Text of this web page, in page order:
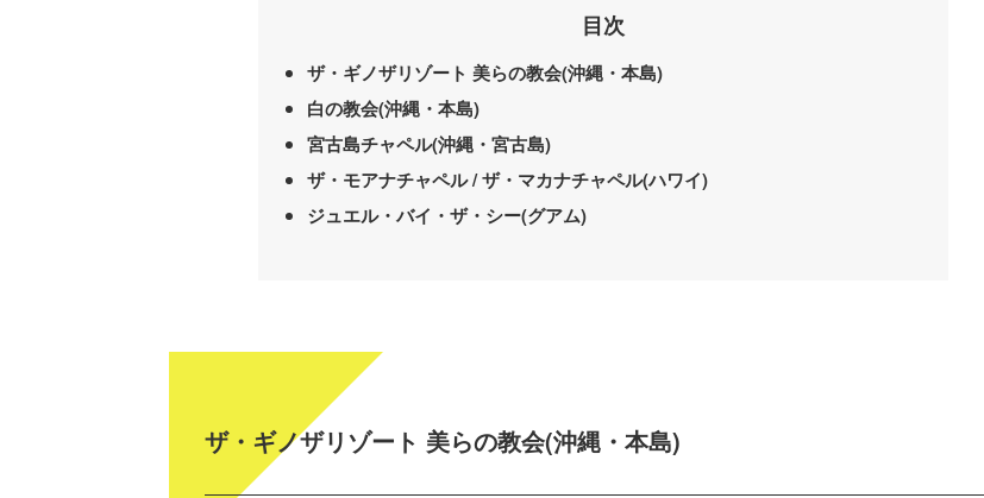
目次
ザ・ギノザリゾート 美らの教会(沖縄・本島)
白の教会(沖縄・本島)
宮古島チャペル(沖縄・宮古島)
ザ・モアナチャペル / ザ・マカナチャペル(ハワイ)
ジュエル・バイ・ザ・シー(グアム)
ザ・ギノザリゾート 美らの教会(沖縄・本島)